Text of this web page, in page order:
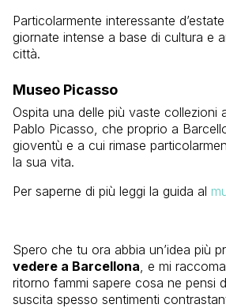
Particolarmente interessante
giornate intense a base di cultura e
città.
Museo Picasso
Ospita una delle più vaste collezioni
Pablo Picasso, che proprio a
gioventù e a cui rimase
la sua vita.
Per saperne di più leggi la guida al
Spero che tu ora abbia un’idea più
vedere a Barcellona , e mi
ritorno fammi sapere cosa ne pensi
suscita spesso sentimenti